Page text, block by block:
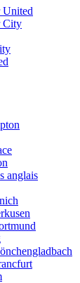
United
City
anglais